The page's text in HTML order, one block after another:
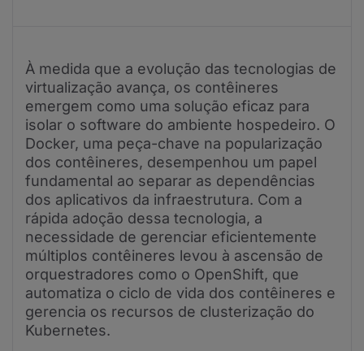
À medida que a evolução das tecnologias de
virtualização avança, os contêineres
emergem como uma solução eficaz para
isolar o software do ambiente hospedeiro. O
Docker, uma peça-chave na popularização
dos contêineres, desempenhou um papel
fundamental ao separar as dependências
dos aplicativos da infraestrutura. Com a
rápida adoção dessa tecnologia, a
necessidade de gerenciar eficientemente
múltiplos contêineres levou à ascensão de
orquestradores como o OpenShift, que
automatiza o ciclo de vida dos contêineres e
gerencia os recursos de clusterização do
Kubernetes.